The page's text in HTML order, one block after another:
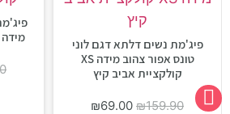
פיג'מת נשים דלתא דגם לוני
טונס אפור צהוב מידה XS
קולקציית אביב קיץ
₪159.90
₪69.00
מידה XS קולקציית אביב קיץ